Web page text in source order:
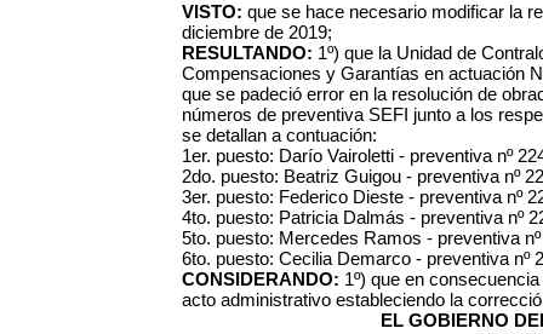
VISTO: que se hace necesario modificar la
diciembre de 2019;
RESULTANDO: 1º) que la Unidad de
Compensaciones y Garantías en actuación
que se padeció error en la resolución de
números de preventiva SEFI junto a los
se detallan a contuación:
1er. puesto: Darío Vairoletti - preventiva nº
2do. puesto: Beatriz Guigou - preventiva nº
3er. puesto: Federico Dieste - preventiva nº
4to. puesto: Patricia Dalmás - preventiva nº
5to. puesto: Mercedes Ramos - preventiva
6to. puesto: Cecilia Demarco - preventiva nº
CONSIDERANDO: 1º) que en
acto administrativo estableciendo la
EL GOBIERNO